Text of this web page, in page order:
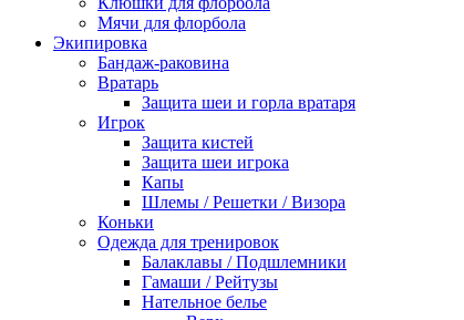
Мячи для флорбола
Экипировка
Бандаж-раковина
Вратарь
Защита шеи и горла вратаря
Игрок
Защита кистей
Защита шеи игрока
Капы
Шлемы / Решетки / Визора
Коньки
Одежда для тренировок
Балаклавы / Подшлемники
Гамаши / Рейтузы
Нательное белье